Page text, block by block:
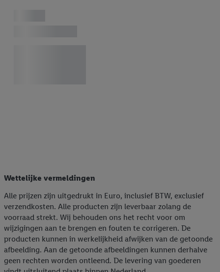
Wettelijke vermeldingen
Alle prijzen zijn uitgedrukt in Euro, inclusief BTW, exclusief
verzendkosten. Alle producten zijn leverbaar zolang de
voorraad strekt. Wij behouden ons het recht voor om
wijzigingen aan te brengen en fouten te corrigeren. De
producten kunnen in werkelijkheid afwijken van de getoonde
afbeelding. Aan de getoonde afbeeldingen kunnen derhalve
geen rechten worden ontleend. De levering van goederen